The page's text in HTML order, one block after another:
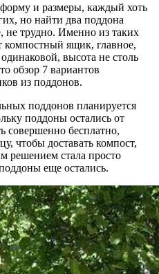
и размеры, каждый хоть
но найти два поддона
не трудно. Именно из таких
ящик, главное,
высота не столь
обзор 7 вариантов
из поддонов.
поддонов планируется
поддоны остались от
совершенно бесплатно,
чтобы доставать компост,
решением стала просто
еще остались.